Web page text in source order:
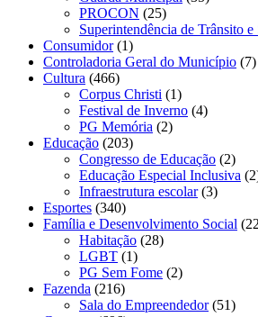
PROCON (25)
Superintendência de Trânsito
Consumidor(1)
Controladoria Geral do Município (7)
Cultura (466)
Corpus Christi (1)
Festival de Inverno (4)
PG Memória (2)
Educação (203)
Congresso de Educação (2)
Educação Especial Inclusiva
Infraestrutura escolar(3)
Esportes (340)
Família e Desenvolvimento Social
Habitação (28)
LGBT (1)
PG Sem Fome (2)
Fazenda (216)
Sala do Empreendedor(51)